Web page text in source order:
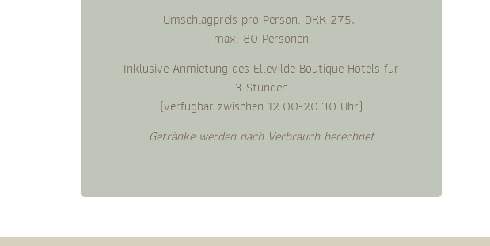
Umschlagpreis pro Person. DKK 275,-
max. 80 Personen
Inklusive Anmietung des Ellevilde Boutique Hotels für
3 Stunden
(verfügbar zwischen 12.00-20.30 Uhr)
Getränke werden nach Verbrauch berechnet